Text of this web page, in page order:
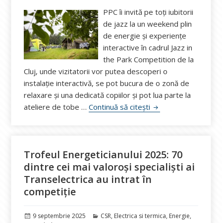
PPC îi invită pe toți iubitorii
de jazz la un weekend plin
de energie și experiențe
interactive în cadrul Jazz in
the Park Competition de la
Cluj, unde vizitatorii vor putea descoperi o
instalație interactivă, se pot bucura de o zonă de
relaxare și una dedicată copiilor și pot lua parte la
ateliere de tobe …Continuă să citești PPC Energie
Trofeul Energeticianului 2025: 70
dintre cei mai valoroși specialiști ai
Transelectrica au intrat în
competiție
Publicat
9 septembrie 2025 Categorii
CSR, Electrica si termica, Energie,